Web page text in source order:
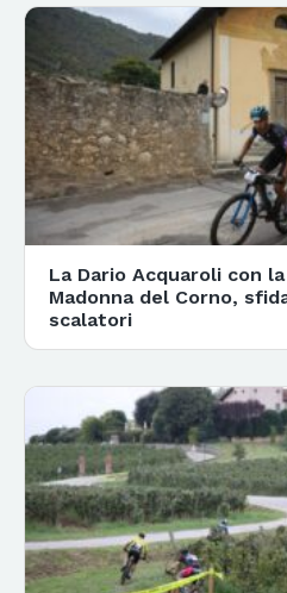
La Dario Acquaroli con
Madonna del Corno,
scalatori